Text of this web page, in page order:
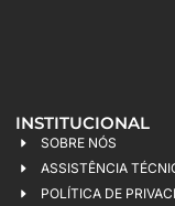
INSTITUCIONAL
SOBRE NÓS
ASSISTÊNCIA
POLÍTICA DE